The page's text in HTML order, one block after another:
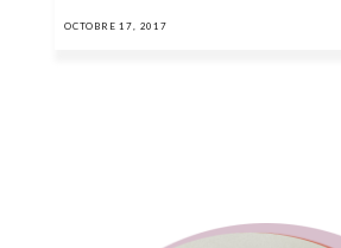
OCTOBRE 17, 2017